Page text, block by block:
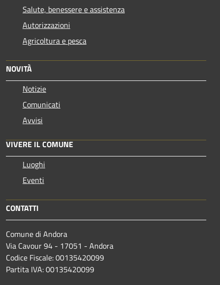
Salute, benessere e assistenza
Autorizzazioni
Agricoltura e pesca
NOVITÀ
Notizie
Comunicati
Avvisi
VIVERE IL COMUNE
Luoghi
Eventi
CONTATTI
Comune di Andora
Via Cavour 94 - 17051 - Andora
Codice Fiscale: 00135420099
Partita IVA: 00135420099